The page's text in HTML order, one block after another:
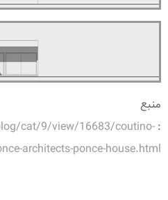
منبع
:
cat/9/view/16683/coutino-
architects-ponce-house.html